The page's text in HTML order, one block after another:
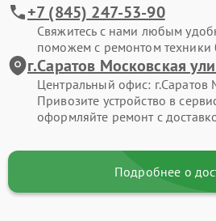
+7 (845) 247-53-90
Свяжитесь с нами любым
поможем с ремонтом техники
г.Саратов Московская
Центральный офис: г.Саратов
Привозите устройство в
оформляйте ремонт с
Подробнее о